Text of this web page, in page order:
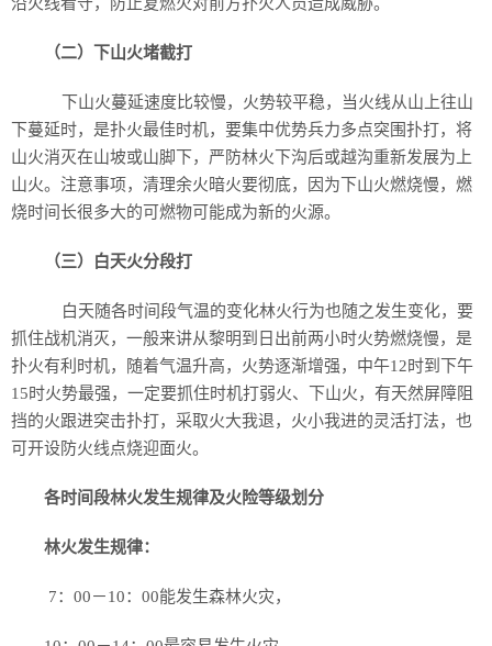
（二）下山火堵截打
下山火蔓延速度比较慢，火势较平稳，当火线从山上往山
下蔓延时，是扑火最佳时机，要集中优势兵力多点突围扑打，将
山火消灭在山坡或山脚下，严防林火下沟后或越沟重新发展为上
山火。注意事项，清理余火暗火要彻底，因为下山火燃烧慢，燃
烧时间长很多大的可燃物可能成为新的火源。
（三）白天火分段打
白天随各时间段气温的变化林火行为也随之发生变化，要
抓住战机消灭，一般来讲从黎明到日出前两小时火势燃烧慢，是
扑火有利时机，随着气温升高，火势逐渐增强，中午12时到下午
15时火势最强，一定要抓住时机打弱火、下山火，有天然屏障阻
挡的火跟进突击扑打，采取火大我退，火小我进的灵活打法，也
可开设防火线点烧迎面火。
各时间段林火发生规律及火险等级划分
林火发生规律：
7：00－10：00能发生森林火灾，